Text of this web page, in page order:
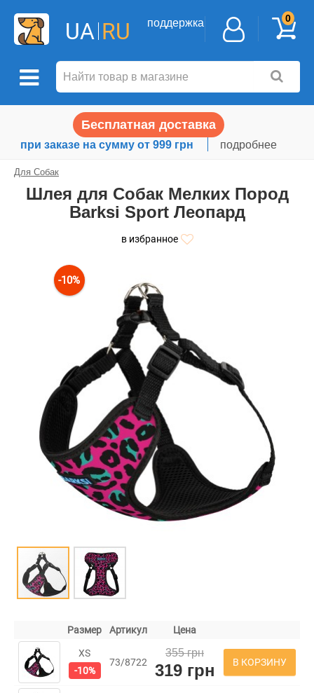
UA RU поддержка 0
Бесплатная доставка
при заказе на сумму от 999 грн подробнее
Для Собак
Шлея для Собак Мелких Пород
Barksi Sport Леопард
в избранное
-10%
Размер Артикул Цена
XS
-10%
73/8722
355 грн
319 грн В КОРЗИНУ